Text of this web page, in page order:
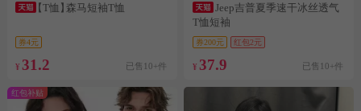
【T恤】森马短袖T恤
券4元
¥ 31.2 已售10+件
Jeep吉普夏季速干冰丝透气
T恤短袖
券200元 红包2元
¥ 37.9 已售10+件
红包补贴